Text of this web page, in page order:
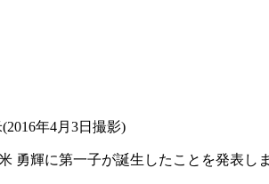
年4月3日撮影)
勇輝に第一子が誕生したことを発表し